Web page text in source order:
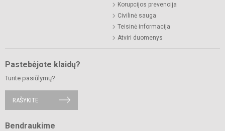
Korupcijos prevencija
Civilinė sauga
Teisinė informacija
Atviri duomenys
Pastebėjote klaidų?
Turite pasiūlymų?
RAŠYKITE
Bendraukime